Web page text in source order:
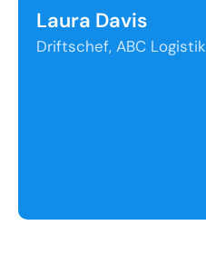
Laura Davis
Driftschef, ABC Logistik